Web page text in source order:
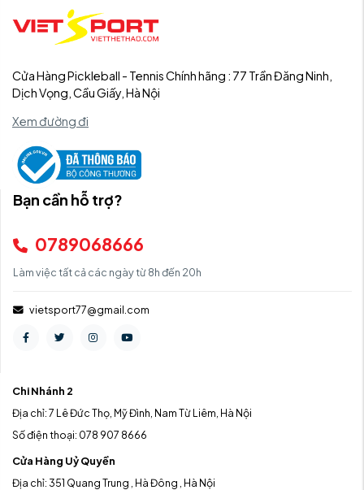
Cửa Hàng Pickleball - Tennis Chính hãng : 77 Trần Đăng Ninh,
Dịch Vọng, Cầu Giấy, Hà Nội
Xem đường đi
Bạn cần hỗ trợ?
0789068666
Làm việc tất cả các ngày từ 8h đến 20h
vietsport77@gmail.com
Chi Nhánh 2
Địa chỉ: 7 Lê Đức Thọ, Mỹ Đình, Nam Từ Liêm, Hà Nội
Số điện thoại: 078 907 8666
Cửa Hàng Uỷ Quyền
Địa chỉ: 351 Quang Trung , Hà Đông , Hà Nội